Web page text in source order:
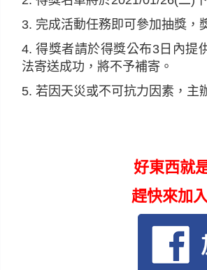
3. 完成活動任務即可參加抽獎，
4. 得獎者請於得獎公布3日內提
法寄送成功，將不予補寄。
5. 若因天災或不可抗力因素，主
好東西就
趕快來加